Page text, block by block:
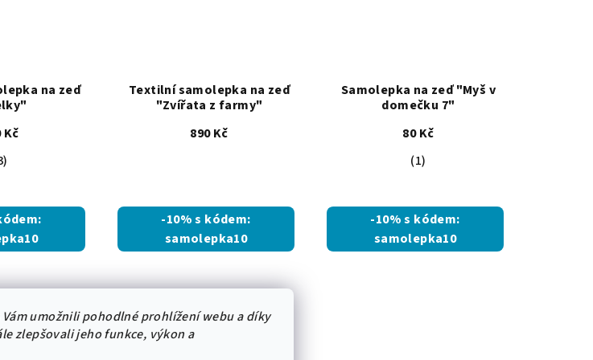
umožnili pohodlné prohlížení webu a díky
zlepšovali jeho funkce, výkon a
na zeď
Kč
Textilní samolepka na zeď
"Zvířata z farmy"
890 Kč
Samolepka na zeď "Myš v
domečku 7"
80 Kč
Průměrné
je
5,0
z
(1)
-10% s kódem:
samolepka10
-10% s kódem:
samolepka10